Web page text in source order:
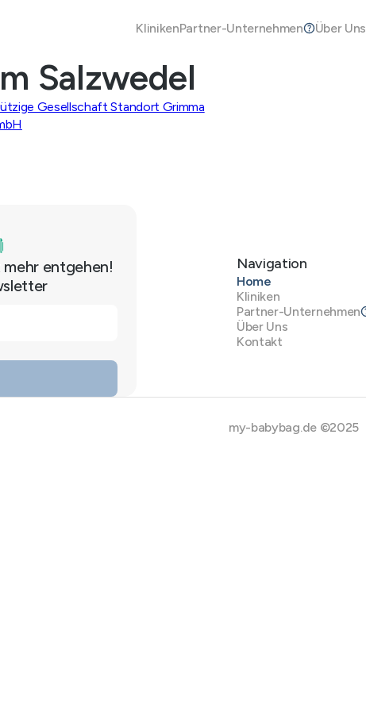
KlinikenPartner-Unternehmen Über Uns
Salzwedel
Gesellschaft Standort Grimma
entgehen!
Navigation
Home
Kliniken
Partner-Unternehmen
Über Uns
Kontakt
my-babybag.de ©2025